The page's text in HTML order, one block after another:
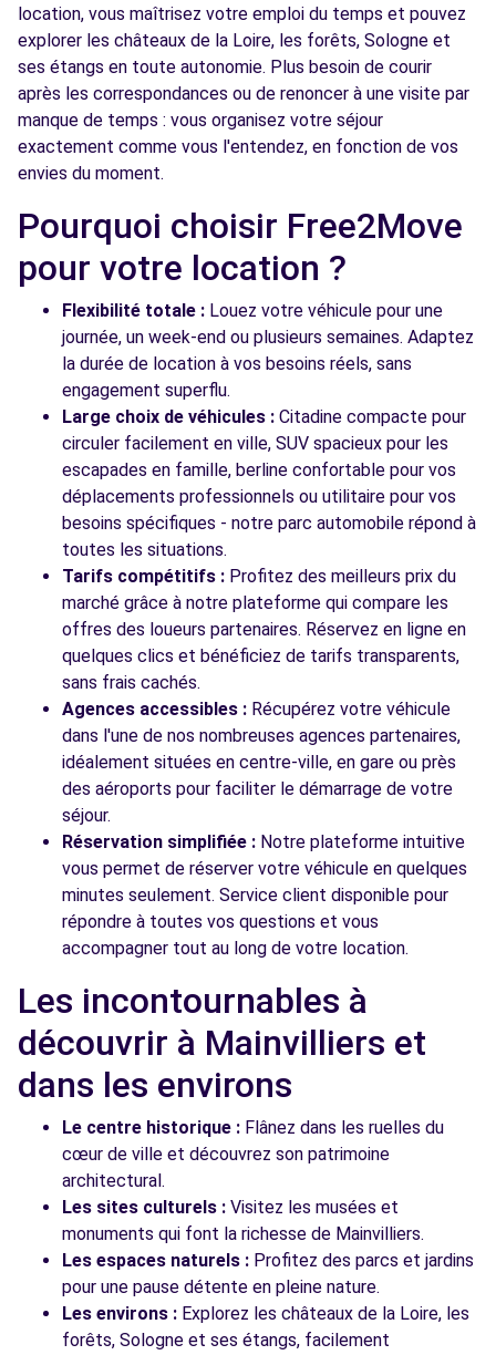
Free2Move Rent - GS AUTO - ST-GEORGES-
SUR-EURE (C)
7.8
km
4 RUE EDOUARD BRANLY
ST-GEORGES-SUR-EURE, 28190
location, vous maîtrisez votre emploi du temps et pouvez
explorer les châteaux de la Loire, les forêts, Sologne et
ses étangs en toute autonomie. Plus besoin de courir
après les correspondances ou de renoncer à une visite par
manque de temps : vous organisez votre séjour
exactement comme vous l'entendez, en fonction de vos
envies du moment.
Pourquoi choisir Free2Move
pour votre location ?
Flexibilité totale : Louez votre véhicule pour une
journée, un week-end ou plusieurs semaines. Adaptez
la durée de location à vos besoins réels, sans
engagement superflu.
Large choix de véhicules : Citadine compacte pour
circuler facilement en ville, SUV spacieux pour les
escapades en famille, berline confortable pour vos
déplacements professionnels ou utilitaire pour vos
besoins spécifiques - notre parc automobile répond à
toutes les situations.
Tarifs compétitifs : Profitez des meilleurs prix du
marché grâce à notre plateforme qui compare les
offres des loueurs partenaires. Réservez en ligne en
quelques clics et bénéficiez de tarifs transparents,
sans frais cachés.
Agences accessibles : Récupérez votre véhicule
dans l'une de nos nombreuses agences partenaires,
idéalement situées en centre-ville, en gare ou près
des aéroports pour faciliter le démarrage de votre
séjour.
Réservation simplifiée : Notre plateforme intuitive
vous permet de réserver votre véhicule en quelques
minutes seulement. Service client disponible pour
répondre à toutes vos questions et vous
accompagner tout au long de votre location.
Les incontournables à
découvrir à Mainvilliers et
dans les environs
Le centre historique : Flânez dans les ruelles du
cœur de ville et découvrez son patrimoine
architectural.
Les sites culturels : Visitez les musées et
monuments qui font la richesse de Mainvilliers.
Les espaces naturels : Profitez des parcs et jardins
pour une pause détente en pleine nature.
Les environs : Explorez les châteaux de la Loire, les
forêts, Sologne et ses étangs, facilement